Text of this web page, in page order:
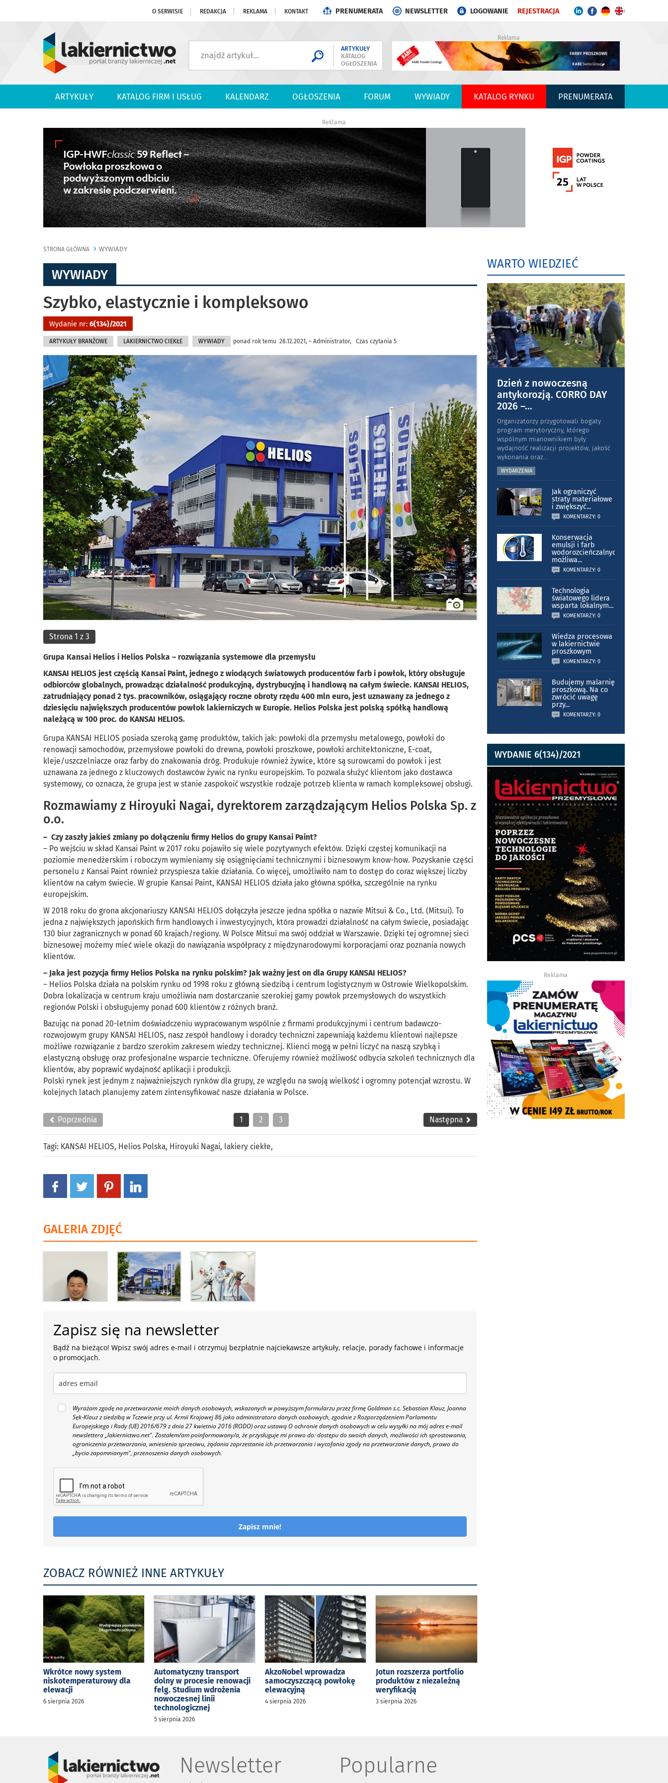
O SERWISIE REDAKCJA REKLAMA KONTAKT PRENUMERATA NEWSLETTER LOGOWANIE REJESTRACJA
ARTYKUŁY
KATALOG
OGŁOSZENIA
Reklama
ARTYKUŁY KATALOG FIRM I USŁUG KALENDARZ OGŁOSZENIA FORUM WYWIADY KATALOG RYNKU PRENUMERATA
Reklama
STRONA GŁÓWNA WYWIADY
WYWIADY
Szybko, elastycznie i kompleksowo
Wydanie nr: 6(134)/2021
ARTYKUŁY BRANŻOWE LAKIERNICTWO CIEKŁE WYWIADY ponad rok temu 28.12.2021, ~ Administrator, Czas czytania 5
Strona 1 z 3
Grupa Kansai Helios i Helios Polska – rozwiązania systemowe dla przemysłu
KANSAI HELIOS jest częścią Kansai Paint, jednego z wiodących światowych producentów farb i powłok, który obsługuje
odbiorców globalnych, prowadząc działalność produkcyjną, dystrybucyjną i handlową na całym świecie. KANSAI HELIOS,
zatrudniający ponad 2 tys. pracowników, osiągający roczne obroty rzędu 400 mln euro, jest uznawany za jednego z
dziesięciu największych producentów powłok lakierniczych w Europie. Helios Polska jest polską spółką handlową
należącą w 100 proc. do KANSAI HELIOS.
Grupa KANSAI HELIOS posiada szeroką gamę produktów, takich jak: powłoki dla przemysłu metalowego, powłoki do
renowacji samochodów, przemysłowe powłoki do drewna, powłoki proszkowe, powłoki architektoniczne, E-coat,
kleje/uszczelniacze oraz farby do znakowania dróg. Produkuje również żywice, które są surowcami do powłok i jest
uznawana za jednego z kluczowych dostawców żywic na rynku europejskim. To pozwala służyć klientom jako dostawca
systemowy, co oznacza, że grupa jest w stanie zaspokoić wszystkie rodzaje potrzeb klienta w ramach kompleksowej obsługi.
Rozmawiamy z Hiroyuki Nagai, dyrektorem zarządzającym Helios Polska Sp. z
o.o.
– Czy zaszły jakieś zmiany po dołączeniu firmy Helios do grupy Kansai Paint?
– Po wejściu w skład Kansai Paint w 2017 roku pojawiło się wiele pozytywnych efektów. Dzięki częstej komunikacji na
poziomie menedżerskim i roboczym wymieniamy się osiągnięciami technicznymi i biznesowym know-how. Pozyskanie części
personelu z Kansai Paint również przyspiesza takie działania. Co więcej, umożliwiło nam to dostęp do coraz większej liczby
klientów na całym świecie. W grupie Kansai Paint, KANSAI HELIOS działa jako główna spółka, szczególnie na rynku
europejskim.
W 2018 roku do grona akcjonariuszy KANSAI HELIOS dołączyła jeszcze jedna spółka o nazwie Mitsui & Co., Ltd. (Mitsui). To
jedna z największych japońskich firm handlowych i inwestycyjnych, która prowadzi działalność na całym świecie, posiadając
130 biur zagranicznych w ponad 60 krajach/regiony. W Polsce Mitsui ma swój oddział w Warszawie. Dzięki tej ogromnej sieci
biznesowej możemy mieć wiele okazji do nawiązania współpracy z międzynarodowymi korporacjami oraz poznania nowych
klientów.
– Jaka jest pozycja firmy Helios Polska na rynku polskim? Jak ważny jest on dla Grupy KANSAI HELIOS?
– Helios Polska działa na polskim rynku od 1998 roku z główną siedzibą i centrum logistycznym w Ostrowie Wielkopolskim.
Dobra lokalizacja w centrum kraju umożliwia nam dostarczanie szerokiej gamy powłok przemysłowych do wszystkich
regionów Polski i obsługujemy ponad 600 klientów z różnych branż.
Bazując na ponad 20-letnim doświadczeniu wypracowanym wspólnie z firmami produkcyjnymi i centrum badawczo-
rozwojowym grupy KANSAI HELIOS, nasz zespół handlowy i doradcy techniczni zapewniają każdemu klientowi najlepsze
możliwe rozwiązanie z bardzo szerokim zakresem wiedzy technicznej. Klienci mogą w pełni liczyć na naszą szybką i
elastyczną obsługę oraz profesjonalne wsparcie techniczne. Oferujemy również możliwość odbycia szkoleń technicznych dla
klientów, aby poprawić wydajność aplikacji i produkcji.
Polski rynek jest jednym z najważniejszych rynków dla grupy, ze względu na swoją wielkość i ogromny potencjał wzrostu. W
kolejnych latach planujemy zatem zintensyfikować nasze działania w Polsce.
Poprzednia 1 2 3 Następna
Tagi: KANSAI HELIOS, Helios Polska, Hiroyuki Nagai, lakiery ciekłe,
GALERIA ZDJĘĆ
Zapisz się na newsletter
Bądź na bieżąco! Wpisz swój adres e-mail i otrzymuj bezpłatnie najciekawsze artykuły, relacje, porady fachowe i informacje
o promocjach.
Wyrażam zgodę na przetwarzanie moich danych osobowych, wskazanych w powyższym formularzu przez firmę Goldman s.c. Sebastian Klauz, Joanna
Sęk-Klauz z siedzibą w Tczewie przy ul. Armii Krajowej 86 jako administratora danych osobowych, zgodnie z Rozporządzeniem Parlamentu
Europejskiego i Rady (UE) 2016/679 z dnia 27 kwietnia 2016 (RODO) oraz ustawą O ochronie danych osobowych w celu wysyłki na mój adres e-mail
newslettera „lakiernictwo.net". Zostałem/am poinformowany/a, że przysługuje mi prawo do: dostępu do swoich danych, możliwości ich sprostowania,
ograniczenia przetwarzania, wniesienia sprzeciwu, żądania zaprzestania ich przetwarzania i wycofania zgody na przetwarzanie danych, prawo do
„bycia zapomnianym", przenoszenia danych osobowych.
Zapisz mnie!
ZOBACZ RÓWNIEŻ INNE ARTYKUŁY
Wkrótce nowy system
niskotemperaturowy dla
elewacji
6 sierpnia 2026
Automatyczny transport
dolny w procesie renowacji
felg. Studium wdrożenia
nowoczesnej linii
technologicznej
5 sierpnia 2026
AkzoNobel wprowadza
samoczyszczącą powłokę
elewacyjną
4 sierpnia 2026
Jotun rozszerza portfolio
produktów z niezależną
weryfikacją
3 sierpnia 2026
WARTO WIEDZIEĆ
Dzień z nowoczesną
antykorozją. CORRO DAY
2026 –...
Organizatorzy przygotowali bogaty
program merytoryczny, którego
wspólnym mianownikiem były
wydajność realizacji projektów, jakość
wykonania oraz...
WYDARZENIA
Jak ograniczyć
straty materiałowe
i zwiększyć...
KOMENTARZY: 0
Konserwacja
emulsji i farb
wodorozcieńczalnych
możliwa...
KOMENTARZY: 0
Technologia
światowego lidera
wsparta lokalnym...
KOMENTARZY: 0
Wiedza procesowa
w lakiernictwie
proszkowym
KOMENTARZY: 0
Budujemy malarnię
proszkową. Na co
zwrócić uwagę
przy...
KOMENTARZY: 0
WYDANIE 6(134)/2021
Reklama
Newsletter Popularne